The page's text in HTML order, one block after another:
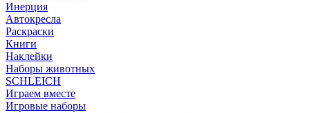
Инерция
Автокресла
Раскраски
Книги
Наклейки
Наборы животных
SCHLEICH
Играем вместе
Игровые наборы